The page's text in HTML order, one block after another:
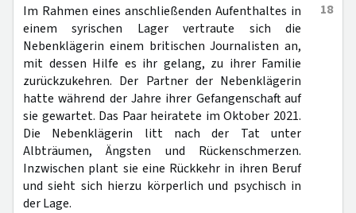
18
Im Rahmen eines anschließenden Aufenthaltes in
einem syrischen Lager vertraute sich die
Nebenklägerin einem britischen Journalisten an,
mit dessen Hilfe es ihr gelang, zu ihrer Familie
zurückzukehren. Der Partner der Nebenklägerin
hatte während der Jahre ihrer Gefangenschaft auf
sie gewartet. Das Paar heiratete im Oktober 2021.
Die Nebenklägerin litt nach der Tat unter
Albträumen, Ängsten und Rückenschmerzen.
Inzwischen plant sie eine Rückkehr in ihren Beruf
und sieht sich hierzu körperlich und psychisch in
der Lage.